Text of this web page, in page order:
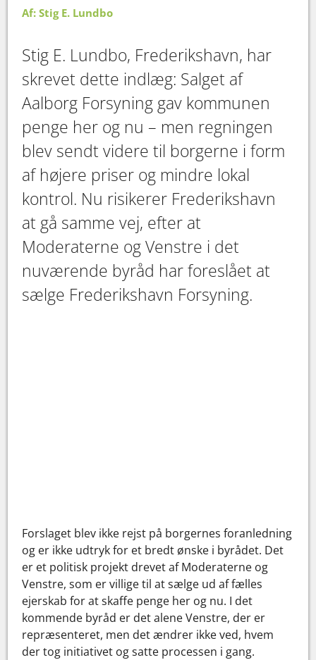
Af: Stig E. Lundbo
Stig E. Lundbo, Frederikshavn, har
skrevet dette indlæg: Salget af
Aalborg Forsyning gav kommunen
penge her og nu – men regningen
blev sendt videre til borgerne i form
af højere priser og mindre lokal
kontrol. Nu risikerer Frederikshavn
at gå samme vej, efter at
Moderaterne og Venstre i det
nuværende byråd har foreslået at
sælge Frederikshavn Forsyning.
Forslaget blev ikke rejst på borgernes foranledning
og er ikke udtryk for et bredt ønske i byrådet. Det
er et politisk projekt drevet af Moderaterne og
Venstre, som er villige til at sælge ud af fælles
ejerskab for at skaffe penge her og nu. I det
kommende byråd er det alene Venstre, der er
repræsenteret, men det ændrer ikke ved, hvem
der tog initiativet og satte processen i gang.